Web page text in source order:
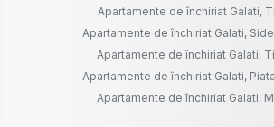
Apartamente de închiriat Galati,
Apartamente de închiriat Galati,
Apartamente de închiriat Galati,
Apartamente de închiriat Galati,
Apartamente de închiriat Galati,